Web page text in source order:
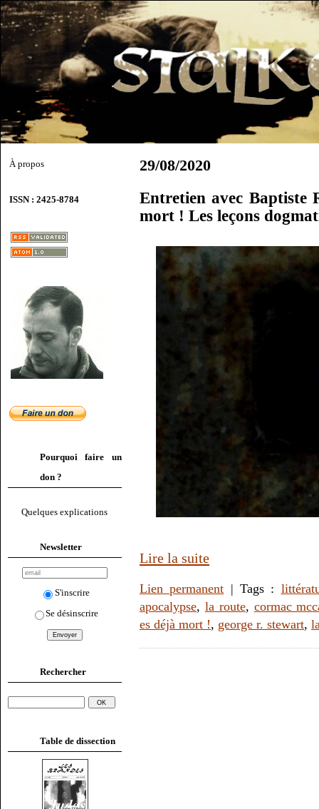
À propos
ISSN : 2425-8784
Pourquoi faire un
don ?
Quelques explications
Newsletter
S'inscrire
Se désinscrire
Rechercher
Table de dissection
29/08/2020
Entretien avec Baptiste
mort ! Les leçons
Lire la suite
Lien permanent | Tags :
apocalypse, la route, cormac
es déjà mort !, george r. stewart,